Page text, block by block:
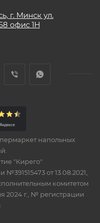
г. Минск ул.
офис 1Н
напольных
"Кирего"
от 13.08.2021,
комитетом
2024 г., № регистрации